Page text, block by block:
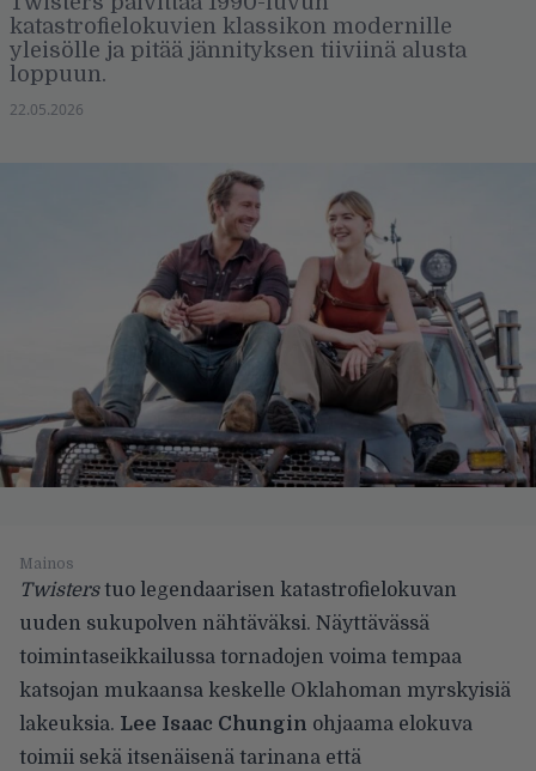
katastrofielokuvien klassikon modernille
yleisölle ja pitää jännityksen tiiviinä alusta
loppuun.
22.05.2026
Mainos
Twisterstuo legendaarisen katastrofielokuvan
uuden sukupolven nähtäväksi. Näyttävässä
toimintaseikkailussa tornadojen voima tempaa
katsojan mukaansa keskelle Oklahoman myrskyisiä
lakeuksia. Lee Isaac Chungin ohjaama elokuva
toimii sekä itsenäisenä tarinana että